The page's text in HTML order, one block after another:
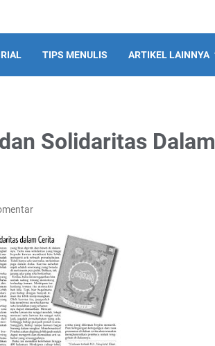
TIPS MENULIS ARTIKEL LAINNYA
Solidaritas Dalam